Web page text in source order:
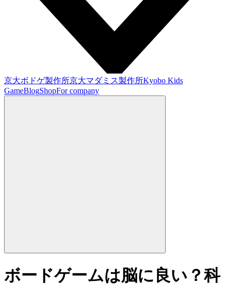
京大ボドゲ製作所京大マダミス製作所Kyobo Kids
GameBlogShopFor company
ボードゲームは脳に良い？科